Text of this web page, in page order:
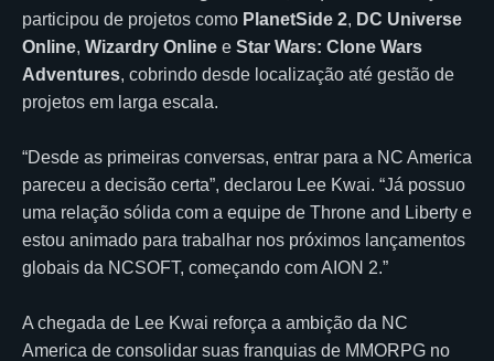
participou de projetos como PlanetSide 2, DC Universe
Online, Wizardry Online e Star Wars: Clone Wars
Adventures, cobrindo desde localização até gestão de
projetos em larga escala.
“Desde as primeiras conversas, entrar para a NC America
pareceu a decisão certa”, declarou Lee Kwai. “Já possuo
uma relação sólida com a equipe de Throne and Liberty e
estou animado para trabalhar nos próximos lançamentos
globais da NCSOFT, começando com AION 2.”
A chegada de Lee Kwai reforça a ambição da NC
America de consolidar suas franquias de MMORPG no